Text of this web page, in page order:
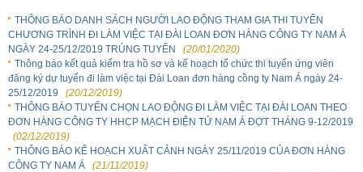
THÔNG BÁO DANH SÁCH NGƯỜI LAO ĐỘNG THAM GIA THI TUYỂN
CHƯƠNG TRÌNH ĐI LÀM VIỆC TẠI ĐÀI LOAN ĐƠN HÀNG CÔNG TY NAM Á
NGÀY 24-25/12/2019 TRÚNG TUYỂN
(20/01/2020)
Thông báo kết quả kiểm tra hồ sơ và kế hoạch tổ chức thi tuyển ứng viên
đăng ký dự tuyển đi làm việc tại Đài Loan đơn hàng cồng ty Nam Á ngày 24-
25/12/2019
(20/12/2019)
THÔNG BÁO TUYỂN CHỌN LAO ĐỘNG ĐI LÀM VIỆC TẠI ĐÀI LOAN THEO
ĐƠN HÀNG CÔNG TY HHCP MẠCH ĐIỆN TỬ NAM Á ĐỢT THÁNG 9-12/2019
(02/12/2019)
THÔNG BÁO KẾ HOẠCH XUẤT CẢNH NGÀY 25/11/2019 CỦA ĐƠN HÀNG
CÔNG TY NAM Á
(21/11/2019)